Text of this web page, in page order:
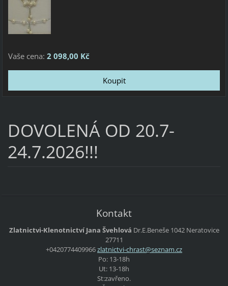
Vaše cena: 2 098,00 Kč
DOVOLENÁ OD 20.7-
24.7.2026!!!
Kontakt
Zlatnictvi-Klenotnictví Jana Švehlová Dr.E.Beneše 1042 Neratovice
27711
+0420774409966zlatnictvi-chrast@seznam.cz
Po: 13-18h
Ut: 13-18h
St:zavřeno.